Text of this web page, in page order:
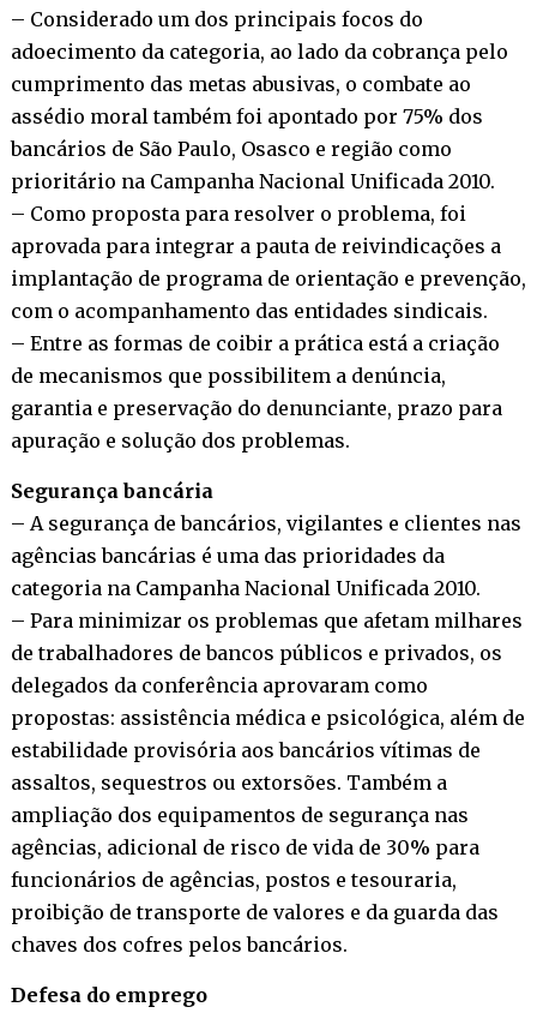
– Considerado um dos principais focos do
adoecimento da categoria, ao lado da cobrança pelo
cumprimento das metas abusivas, o combate ao
assédio moral também foi apontado por 75% dos
bancários de São Paulo, Osasco e região como
prioritário na Campanha Nacional Unificada 2010.
– Como proposta para resolver o problema, foi
aprovada para integrar a pauta de reivindicações a
implantação de programa de orientação e prevenção,
com o acompanhamento das entidades sindicais.
– Entre as formas de coibir a prática está a criação
de mecanismos que possibilitem a denúncia,
garantia e preservação do denunciante, prazo para
apuração e solução dos problemas.
Segurança bancária
– A segurança de bancários, vigilantes e clientes nas
agências bancárias é uma das prioridades da
categoria na Campanha Nacional Unificada 2010.
– Para minimizar os problemas que afetam milhares
de trabalhadores de bancos públicos e privados, os
delegados da conferência aprovaram como
propostas: assistência médica e psicológica, além de
estabilidade provisória aos bancários vítimas de
assaltos, sequestros ou extorsões. Também a
ampliação dos equipamentos de segurança nas
agências, adicional de risco de vida de 30% para
funcionários de agências, postos e tesouraria,
proibição de transporte de valores e da guarda das
chaves dos cofres pelos bancários.
Defesa do emprego